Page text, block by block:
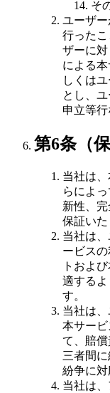
そ
ユーザ
行った
ザーに
による
しくは
とし、
申立等
第6条（
当社は
らによ
新性、
保証いた
当社は
ービス
トおよ
適する
す。
当社は
本サー
て、賠
三者間
紛争に対
当社は